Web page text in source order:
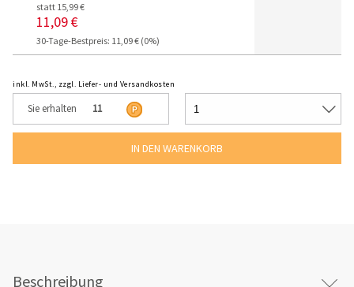
statt 15,99 €
11,09 €
30-Tage-Bestpreis: 11,09 € (0%)
inkl. MwSt., zzgl. Liefer- und Versandkosten
Sie erhalten 11
Beschreibung